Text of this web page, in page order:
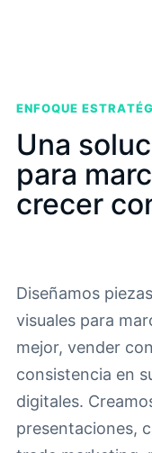
ENFOQUE
Una
para
crecer
Diseñamos
visuales para
mejor, vender
consistencia en
digitales.
presentaciones,